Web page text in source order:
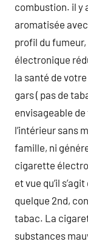
combustion. il y
aromatisée
profil du
électronique
la santé de
gars ( pas de
envisageable
l’intérieur sans
famille, ni
cigarette
et vue qu’il
quelque 2nd,
tabac. La
substances